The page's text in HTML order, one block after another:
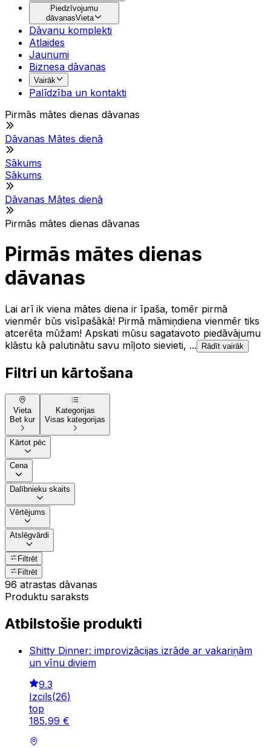
Piedzīvojumu
dāvanasVieta
Dāvanu komplekti
Atlaides
Jaunumi
Biznesa dāvanas
Vairāk
Palīdzība un kontakti
Pirmās mātes dienas dāvanas
Dāvanas Mātes dienā
Sākums
Sākums
Dāvanas Mātes dienā
Pirmās mātes dienas dāvanas
Pirmās mātes dienas
dāvanas
Lai arī ik viena mātes diena ir īpaša, tomēr pirmā
vienmēr būs visīpašākā! Pirmā māmiņdiena vienmēr tiks
atcerēta mūžam! Apskati mūsu sagatavoto piedāvājumu
klāstu kā palutinātu savu mīļoto sievieti, ...
Rādīt vairāk
Filtri un kārtošana
Vieta
Bet kur
Kategorijas
Visas kategorijas
Kārtot pēc
Cena
Dalībnieku skaits
Vērtējums
Atslēgvārdi
Filtrēt
Filtrēt
96 atrastas dāvanas
Produktu saraksts
Atbilstošie produkti
Shitty Dinner: improvizācijas izrāde ar vakariņām
un vīnu diviem
9.3
Izcils(26)
top
185,99 €